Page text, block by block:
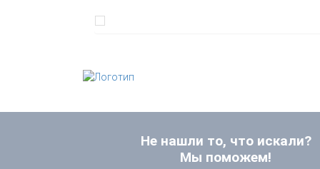
Не нашли то, что искали?
Мы поможем!